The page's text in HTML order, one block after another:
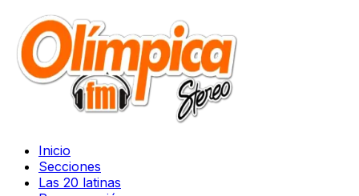
Inicio
Secciones
Las 20 latinas